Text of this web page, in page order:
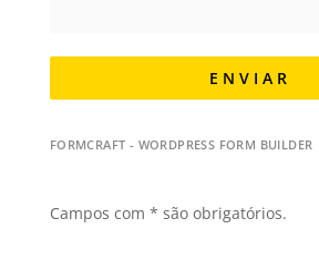
E N V I A R
FORMCRAFT - WORDPRESS FORM BUILDER
Campos com * são obrigatórios.